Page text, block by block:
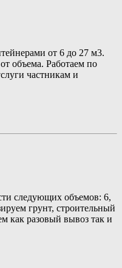
от 6 до 27 м3.
объема. Работаем по
частникам и
следующих объемов: 6,
грунт, строительный
как разовый вывоз так и